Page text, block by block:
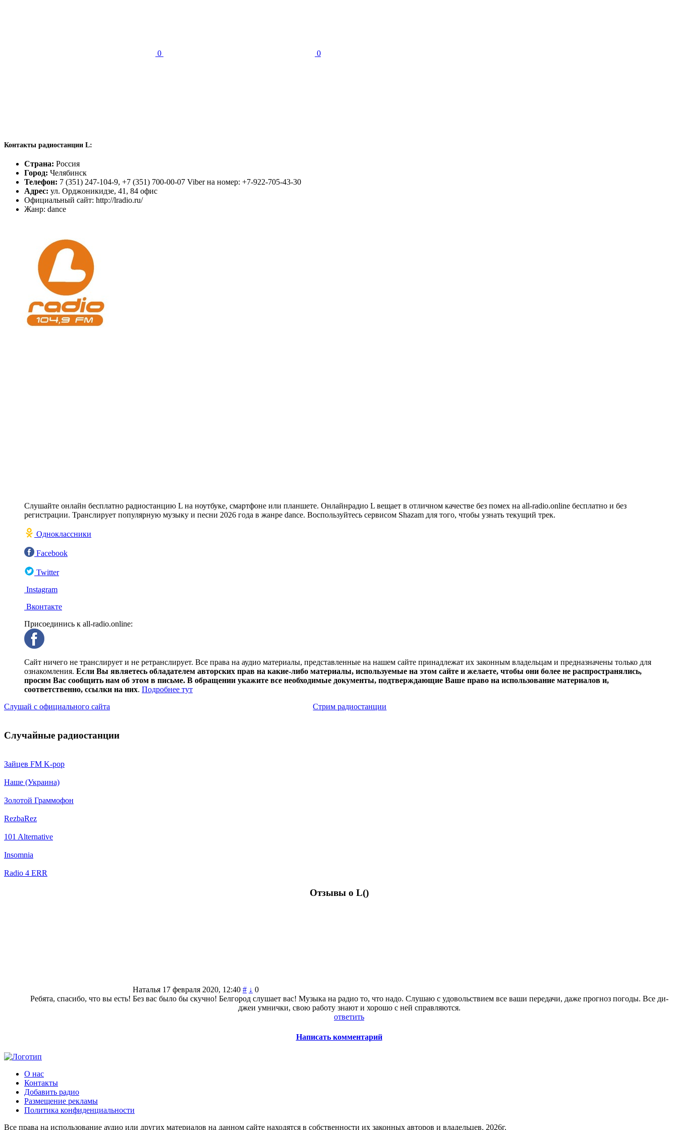
0 0
Контакты радиостанции L:
Страна: Россия
Город: Челябинск
Телефон: 7 (351) 247-104-9, +7 (351) 700-00-07 Viber на номер: +7-922-705-43-30
Адрес: ул. Орджоникидзе, 41, 84 офис
Официальный сайт: http://lradio.ru/
Жанр: dance
Слушайте онлайн бесплатно радиостанцию L на ноутбуке, смартфоне или планшете. Онлайнрадио L вещает в отличном качестве без помех на all-radio.online бесплатно и без
регистрации. Транслирует популярную музыку и песни 2026 года в жанре dance. Воспользуйтесь сервисом Shazam для того, чтобы узнать текущий трек.
Одноклассники
Facebook
Twitter
Instagram
Вконтакте
Присоединись к all-radio.online:
Сайт ничего не транслирует и не ретранслирует. Все права на аудио материалы, представленные на нашем сайте принадлежат их законным владельцам и предназначены только для
ознакомления. Если Вы являетесь обладателем авторских прав на какие-либо материалы, используемые на этом сайте и желаете, чтобы они более не распространялись,
просим Вас сообщить нам об этом в письме. В обращении укажите все необходимые документы, подтверждающие Ваше право на использование материалов и,
соответственно, ссылки на них. Подробнее тут
Слушай с официального сайта
Стрим радиостанции
Случайные радиостанции
Зайцев FM K-pop
Наше (Украина)
Золотой Граммофон
RezbaRez
101 Alternative
Insomnia
Radio 4 ERR
Отзывы о L()
Наталья 17 февраля 2020, 12:40 # ↓ 0
Ребята, спасибо, что вы есть! Без вас было бы скучно! Белгород слушает вас! Музыка на радио то, что надо. Слушаю с удовольствием все ваши передачи, даже прогноз погоды. Все ди-
джеи умнички, свою работу знают и хорошо с ней справляются.
ответить
Написать комментарий
О нас
Контакты
Добавить радио
Размещение рекламы
Политика конфиденциальности
Все права на использование аудио или других материалов на данном сайте находятся в собственности их законных авторов и владельцев. 2026г.